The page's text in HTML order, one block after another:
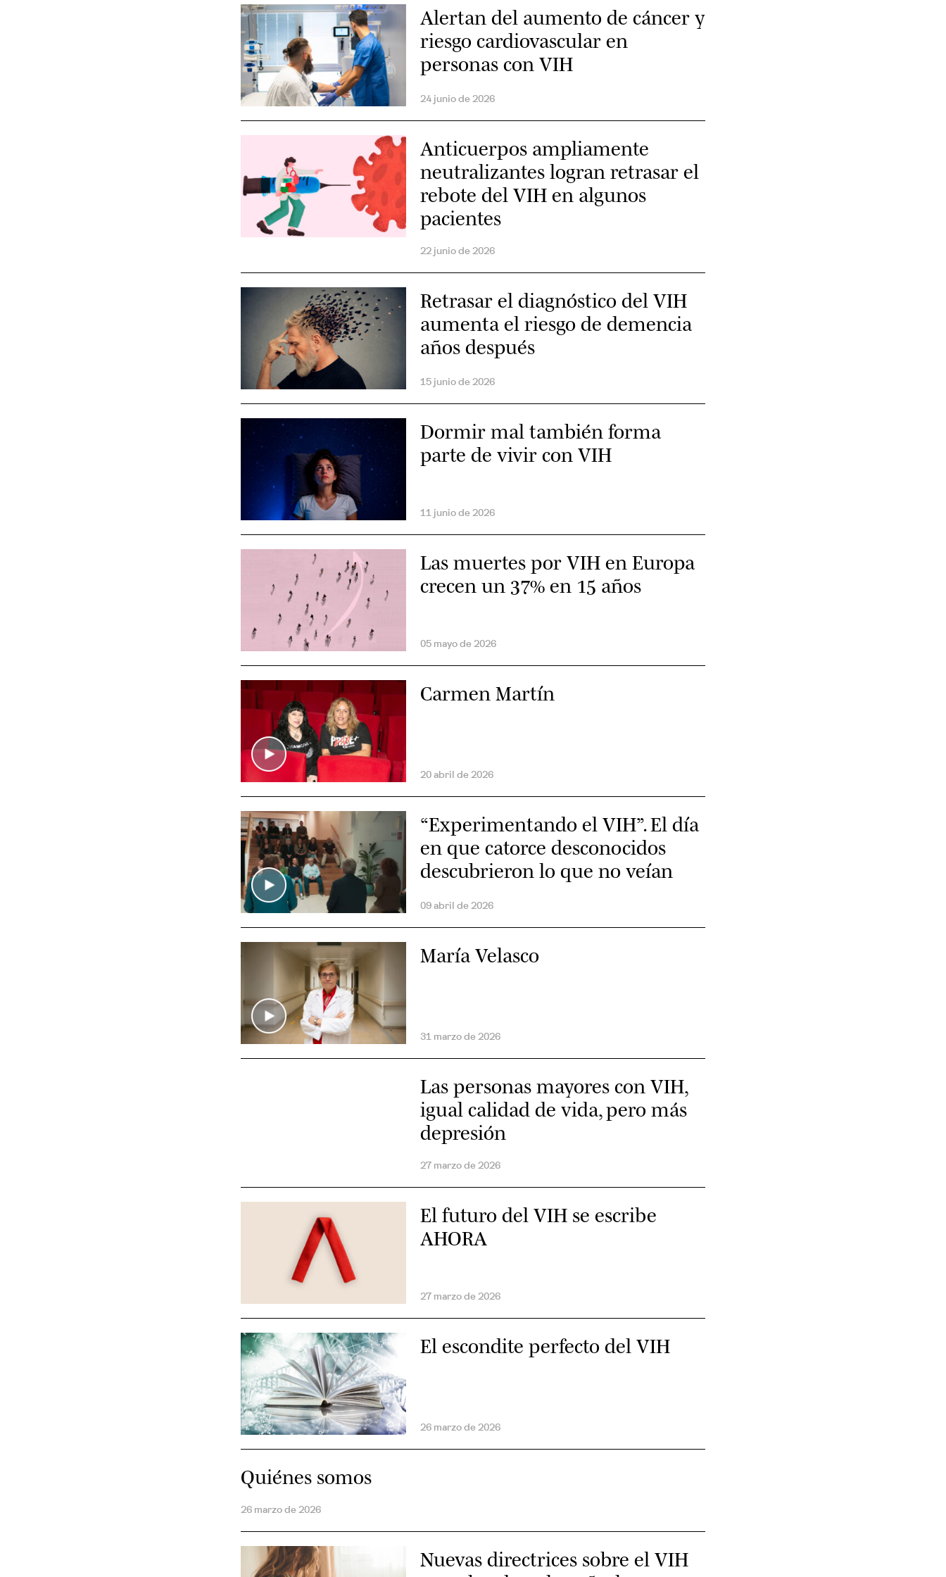
Alertan del aumento de cáncer y
riesgo cardiovascular en
personas con VIH
24 junio de 2026
Anticuerpos ampliamente
neutralizantes logran retrasar el
rebote del VIH en algunos
pacientes
22 junio de 2026
Retrasar el diagnóstico del VIH
aumenta el riesgo de demencia
años después
15 junio de 2026
Dormir mal también forma
parte de vivir con VIH
11 junio de 2026
Las muertes por VIH en Europa
crecen un 37% en 15 años
05 mayo de 2026
Carmen Martín
20 abril de 2026
“Experimentando el VIH”. El día
en que catorce desconocidos
descubrieron lo que no veían
09 abril de 2026
María Velasco
31 marzo de 2026
Las personas mayores con VIH,
igual calidad de vida, pero más
depresión
27 marzo de 2026
El futuro del VIH se escribe
AHORA
27 marzo de 2026
El escondite perfecto del VIH
26 marzo de 2026
Quiénes somos
26 marzo de 2026
Nuevas directrices sobre el VIH